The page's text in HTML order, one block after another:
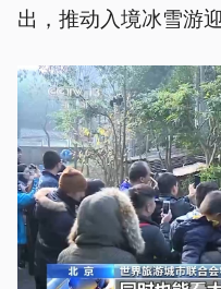
出，推动入境冰雪游